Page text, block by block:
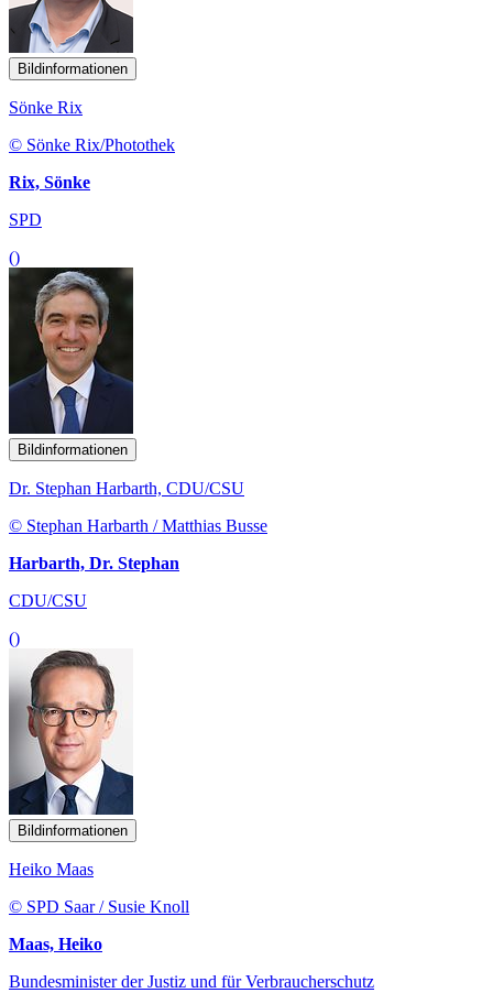
Bildinformationen
Sönke Rix
© Sönke Rix/Photothek
Rix, Sönke
SPD
()
Bildinformationen
Dr. Stephan Harbarth, CDU/CSU
© Stephan Harbarth / Matthias Busse
Harbarth, Dr. Stephan
CDU/CSU
()
Bildinformationen
Heiko Maas
© SPD Saar / Susie Knoll
Maas, Heiko
Bundesminister der Justiz und für Verbraucherschutz